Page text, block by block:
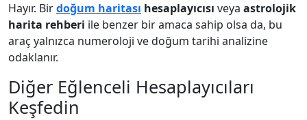
Hayır. Birdoğum haritası hesaplayıcısı veya astrolojik
harita rehberi ile benzer bir amaca sahip olsa da, bu
araç yalnızca numeroloji ve doğum tarihi analizine
odaklanır.
Diğer Eğlenceli Hesaplayıcıları
Keşfedin